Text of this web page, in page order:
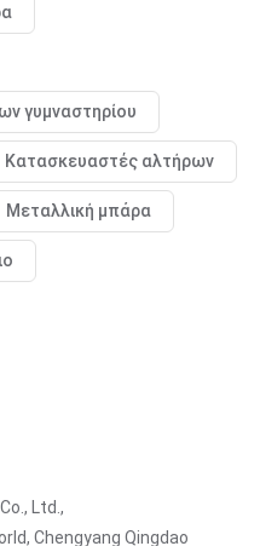
γυμναστηρίου
Κατασκευαστές αλτήρων
Μεταλλική μπάρα
Ltd.,
Chengyang Qingdao